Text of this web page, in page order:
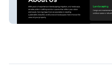
Viniciosferrari